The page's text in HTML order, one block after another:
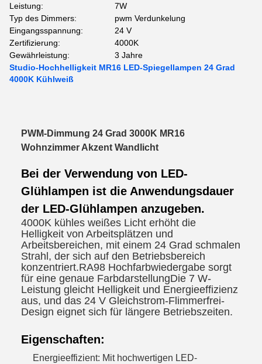
Leistung:
7W
Typ des Dimmers:
pwm Verdunkelung
Eingangsspannung:
24 V
Zertifizierung:
4000K
Gewährleistung:
3 Jahre
Studio-Hochhelligkeit MR16 LED-Spiegellampen 24 Grad
4000K Kühlweiß
PWM-Dimmung 24 Grad 3000K MR16
Wohnzimmer Akzent Wandlicht
Bei der Verwendung von LED-
Glühlampen ist die Anwendungsdauer
der LED-Glühlampen anzugeben.
4000K kühles weißes Licht erhöht die
Helligkeit von Arbeitsplätzen und
Arbeitsbereichen, mit einem 24 Grad schmalen
Strahl, der sich auf den Betriebsbereich
konzentriert.RA98 Hochfarbwiedergabe sorgt
für eine genaue FarbdarstellungDie 7 W-
Leistung gleicht Helligkeit und Energieeffizienz
aus, und das 24 V Gleichstrom-Flimmerfrei-
Design eignet sich für längere Betriebszeiten.
Eigenschaften:
Energieeffizient: Mit hochwertigen LED-